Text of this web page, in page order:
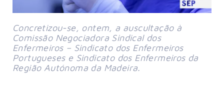
Concretizou-se, ontem, a auscultação à
Comissão Negociadora Sindical dos
Enfermeiros – Sindicato dos Enfermeiros
Portugueses e Sindicato dos Enfermeiros da
Região Autónoma da Madeira.